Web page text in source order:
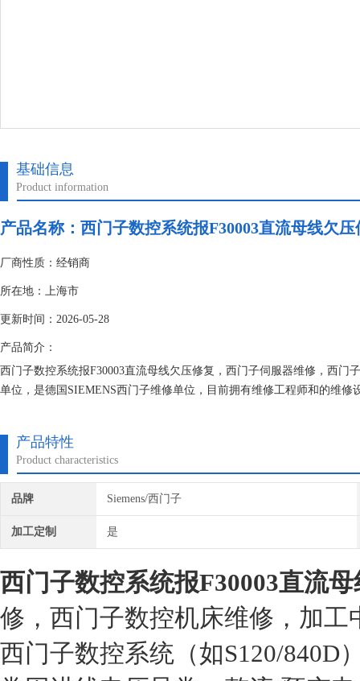
基础信息
Product information
产品名称： 西门子数控系统报F30003直流母线欠压
厂商性质：经销商
所在地：上海市
更新时间：2026-05-28
产品简介：
西门子数控系统报F30003直流母线欠压修复，西门子伺服器维修，西
单位，是德国SIEMENS西门子维修单位，目前拥有维修工程师和的维
产品特性
Product characteristics
品牌 Siemens/西门子
加工定制 是
西门子数控系统报F30003直流
修，西门子数控机床维修，加工
西门子数控系统（如S120/840D